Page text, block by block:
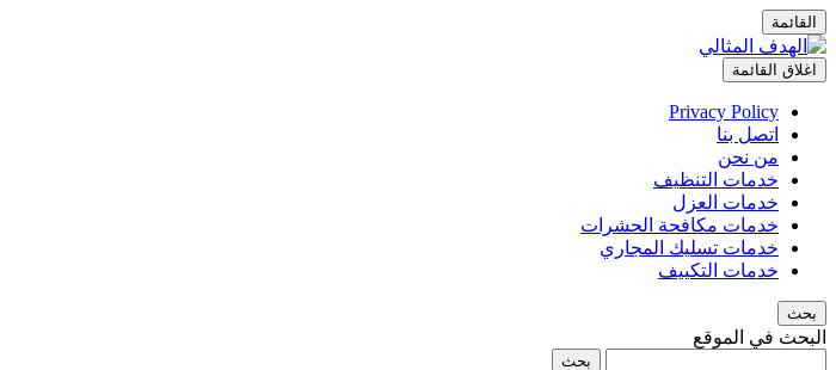
القائمة
اغلاق القائمة
Privacy Policy
اتصل بنا
من نحن
خدمات التنظيف
خدمات العزل
خدمات مكافحة الحشرات
خدمات تسليك المجاري
خدمات التكييف
بحث
البحث في الموقع
بحث